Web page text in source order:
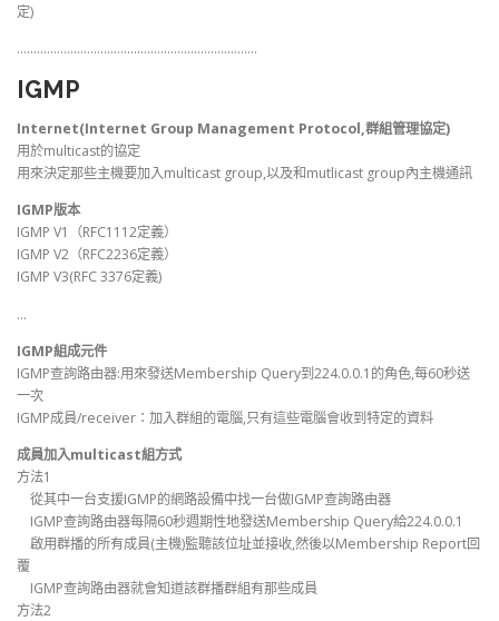
定)
………………………………………………………………
IGMP
Internet(Internet Group Management Protocol,群組管理協定)
用於multicast的協定
用來決定那些主機要加入multicast group,以及和mutlicast group內主機通訊
IGMP版本
IGMP V1（RFC1112定義）
IGMP V2（RFC2236定義）
IGMP V3(RFC 3376定義)
…
IGMP組成元件
IGMP查詢路由器:用來發送Membership Query到224.0.0.1的角色,每60秒送
一次
IGMP成員/receiver：加入群組的電腦,只有這些電腦會收到特定的資料
成員加入multicast組方式
方法1
從其中一台支援IGMP的網路設備中找一台做IGMP查詢路由器
IGMP查詢路由器每隔60秒週期性地發送Membership Query給224.0.0.1
啟用群播的所有成員(主機)監聽該位址並接收,然後以Membership Report回
覆
IGMP查詢路由器就會知道該群播群組有那些成員
方法2